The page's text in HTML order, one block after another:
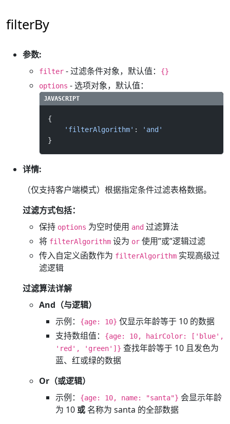
filterBy
参数:
filter - 过滤条件对象，默认值：
{}
options - 选项对象，默认值：
{
    'filterAlgorithm'
:
'and'
}
详情:
（仅支持客户端模式）根据指定条件过滤表格数据。
过滤方式包括：
保持 options 为空时使用 and 过滤算法
将 filterAlgorithm 设为 or 使用”或”逻辑过滤
传入自定义函数作为 filterAlgorithm 实现高级过
滤逻辑
过滤算法详解
And（与逻辑）
示例：
{age: 10} 仅显示年龄等于 10 的数据
支持数组值：
{age: 10, hairColor: ['blue',
'red', 'green']} 查找年龄等于 10 且发色为
蓝、红或绿的数据
Or（或逻辑）
示例：
{age: 10, name: "santa"} 会显示年龄
为 10 或 名称为 santa 的全部数据